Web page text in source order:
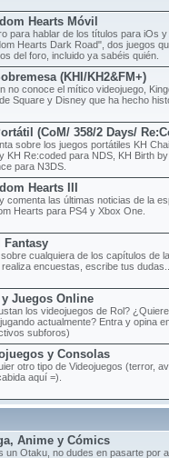
Hearts Móvil
para hablar de los títulos para iOs
Hearts Dark Road", dos juegos
del foro, incluido ya sabéis quién.
(KHI/KH2&FM+)
no conoce el mítico videojuego,
Square y Disney que ha hecho
(CoM/ 358/2 Days/
sobre los juegos portátiles KH
KH Re:coded para NDS, KH Birth
para N3DS.
Hearts III
comenta las últimas noticias de la
Hearts para PS4 y Xbox One.
Fantasy
sobre cualquiera de los capítulos de
encuestas, escribe tus dudas...
y Juegos Online
los videojuegos de Rol?
actualmente? Entra y opina
subforos)
y Consolas
otro tipo de Videojuegos (terror,
aquí =).
Anime y Cómics
un Otaku, no dudes en pasarte por